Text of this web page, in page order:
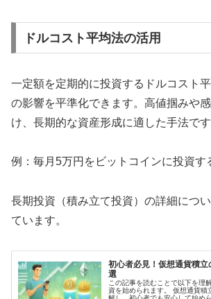
ドルコスト平均法の活用
一定額を定期的に投資するドルコスト
の影響を平準化できます。高値掴みや
け、長期的な資産形成に適した手法です
例：毎月5万円をビットコインに投資す
長期投資（積み立て投資）の詳細につ
ています。
初心者必見！仮想通貨積
選
この記事を読むことで以下を理
資を始められます。 仮想通貨積